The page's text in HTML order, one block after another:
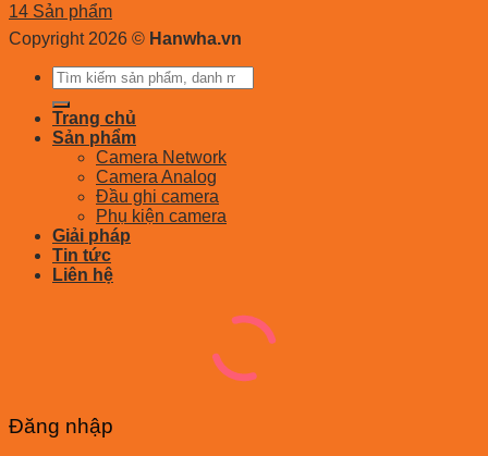
14 Sản phẩm
Copyright 2026 © Hanwha.vn
Tìm
kiếm:
Trang chủ
Sản phẩm
Camera Network
Camera Analog
Đầu ghi camera
Phụ kiện camera
Giải pháp
Tin tức
Liên hệ
Đăng nhập